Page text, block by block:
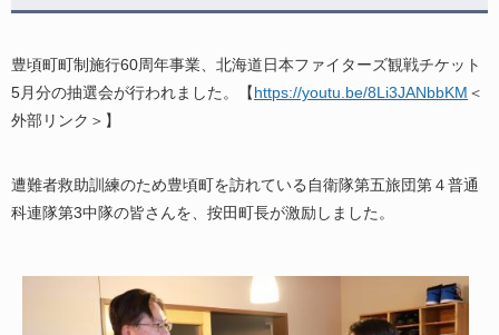
豊頃町町制施行60周年事業、北海道日本ファイターズ観戦チケット
5月分の抽選会が行われました。【https://youtu.be/8Li3JANbbKM ＜
外部リンク＞ 】
遭難者救助訓練のため豊頃町を訪れている自衛隊第五旅団第４普通
科連隊第3中隊の皆さんを、按田町長が激励しました。